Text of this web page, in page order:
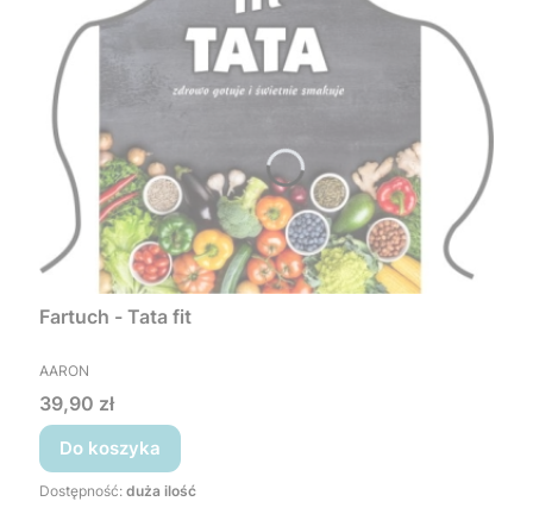
Fartuch - Tata fit
PRODUCENT
AARON
Cena
39,90 zł
Do koszyka
Dostępność: duża ilość